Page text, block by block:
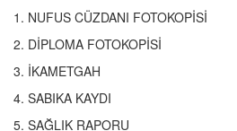
1. NUFUS CÜZDANI FOTOKOPİSİ
2. DİPLOMA FOTOKOPİSİ
3. İKAMETGAH
4. SABIKA KAYDI
5. SAĞLIK RAPORU